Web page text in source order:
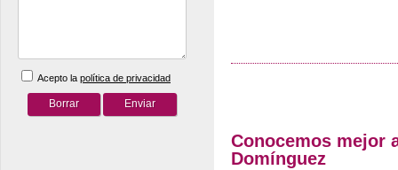
Acepto la política de privacidad
Conocemos mejor
Domínguez